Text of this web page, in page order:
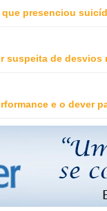
presenciou
suspeita de desvios
e o dever